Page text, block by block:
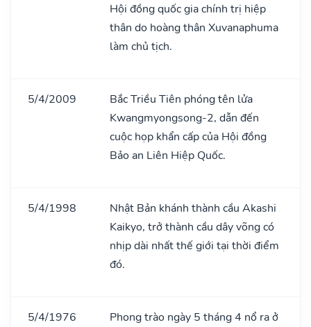
Hội đồng quốc gia chính trị hiệp
thân do hoàng thân Xuvanaphuma
làm chủ tịch.
5/4/2009
Bắc Triều Tiên phóng tên lửa
Kwangmyongsong-2, dẫn đến
cuộc họp khẩn cấp của Hội đồng
Bảo an Liên Hiệp Quốc.
5/4/1998
Nhật Bản khánh thành cầu Akashi
Kaikyo, trở thành cầu dây võng có
nhịp dài nhất thế giới tại thời điểm
đó.
5/4/1976
Phong trào ngày 5 tháng 4 nổ ra ở